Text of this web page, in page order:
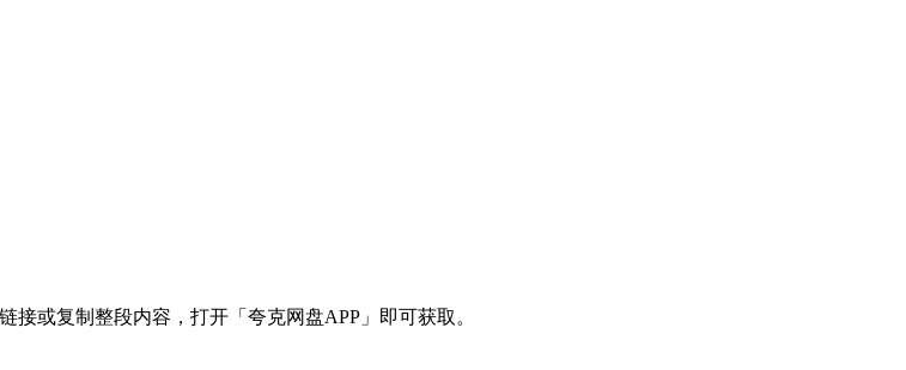
或复制整段内容，打开「夸克网盘APP」即可获取。